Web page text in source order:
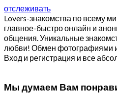
отслеживать
Lovers-знакомства по всему
главное-быстро онлайн и
общения. Уникальные
любви! Обмен фотографиями
Вход и регистрация и все
Мы думаем Вам